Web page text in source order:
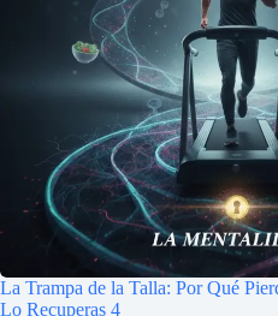
La Trampa de la Talla: Por Qué
Lo Recuperas 4